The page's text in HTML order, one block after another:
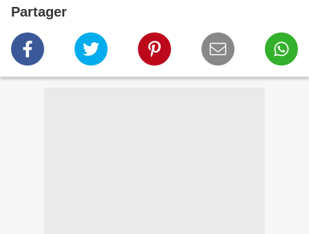
Partager